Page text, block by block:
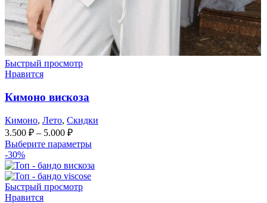
Быстрый просмотр
Нравится
Кимоно вискоза
Кимоно, Лето, Скидки
3.500 ₽ – 5.000 ₽
Выберите параметры
-30%
Быстрый просмотр
Нравится